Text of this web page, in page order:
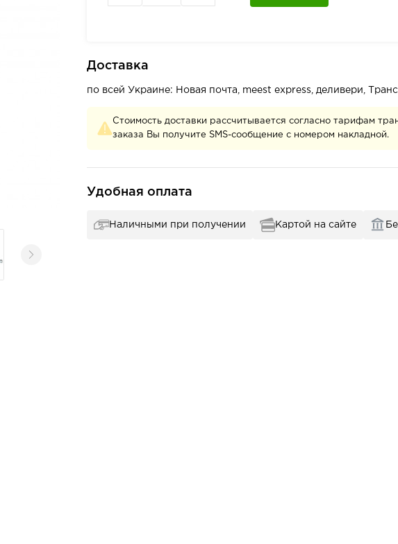
Доставка
по всей Украине: Новая почта, meest express, деливери,
Стоимость доставки рассчитывается согласно тарифам
заказа Вы получите SMS-сообщение с номером накладной.
Удобная оплата
Наличными при получении Картой на сайте